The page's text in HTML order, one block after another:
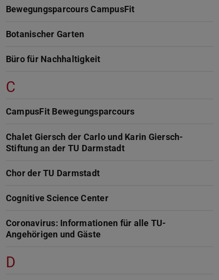
Bewegungsparcours CampusFit
Botanischer Garten
Büro für Nachhaltigkeit
C
CampusFit Bewegungsparcours
Chalet Giersch der Carlo und Karin Giersch-
Stiftung an der TU Darmstadt
Chor der TU Darmstadt
Cognitive Science Center
Coronavirus: Informationen für alle TU-
Angehörigen und Gäste
D